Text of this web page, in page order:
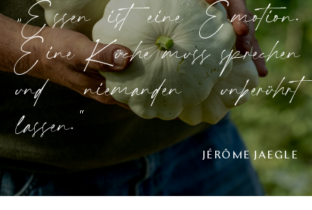
„Essen ist eine Emotion.
Eine Küche muss sprechen
und niemanden unberührt
lassen.“
JÉRÔME JAEGLE